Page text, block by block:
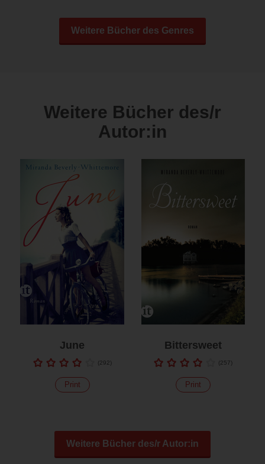
Weitere Bücher des Genres
Weitere Bücher des/r
Autor:in
June
(292)
Print
Bittersweet
(257)
Print
Weitere Bücher des/r Autor:in